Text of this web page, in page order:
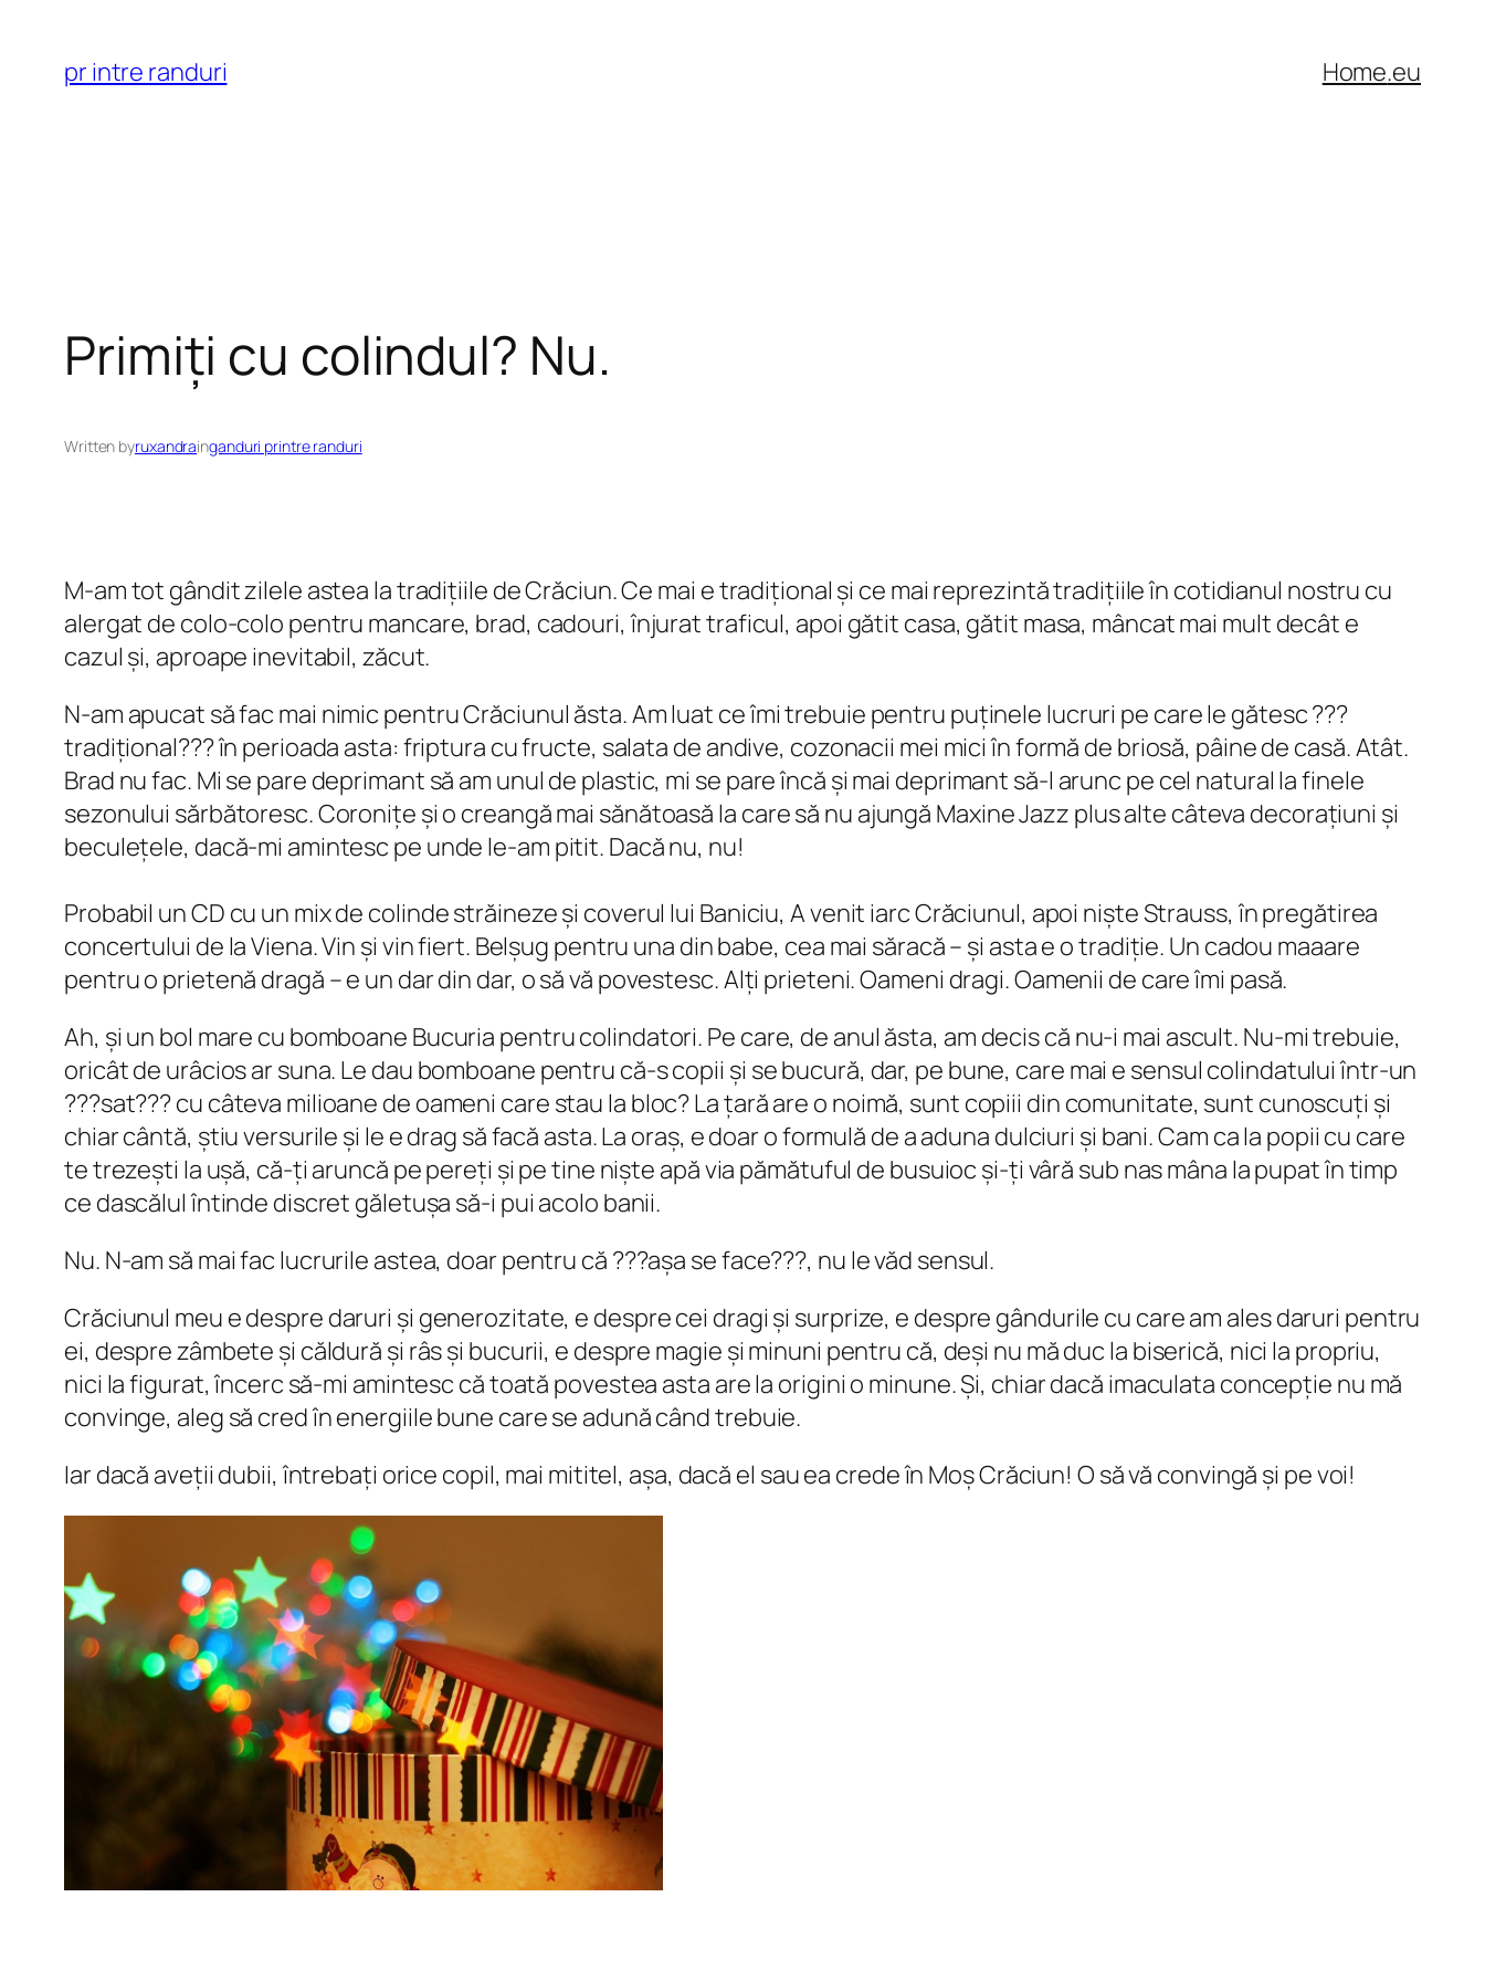
content
pr intre randuri Home.eu
Primiți cu colindul? Nu.
Written byruxandrainganduri printre randuri
M-am tot gândit zilele astea la tradițiile de Crăciun. Ce mai e tradițional și ce mai reprezintă tradițiile în cotidianul nostru cu
alergat de colo-colo pentru mancare, brad, cadouri, înjurat traficul, apoi gătit casa, gătit masa, mâncat mai mult decât e
cazul și, aproape inevitabil, zăcut.
N-am apucat să fac mai nimic pentru Crăciunul ăsta. Am luat ce îmi trebuie pentru puținele lucruri pe care le gătesc ???
tradițional??? în perioada asta: friptura cu fructe, salata de andive, cozonacii mei mici în formă de briosă, pâine de casă. Atât.
Brad nu fac. Mi se pare deprimant să am unul de plastic, mi se pare încă și mai deprimant să-l arunc pe cel natural la finele
sezonului sărbătoresc. Coronițe și o creangă mai sănătoasă la care să nu ajungă Maxine Jazz plus alte câteva decorațiuni și
beculețele, dacă-mi amintesc pe unde le-am pitit. Dacă nu, nu!
Probabil un CD cu un mix de colinde străineze și coverul lui Baniciu, A venit iarc Crăciunul, apoi niște Strauss, în pregătirea
concertului de la Viena. Vin și vin fiert. Belșug pentru una din babe, cea mai săracă – și asta e o tradiție. Un cadou maaare
pentru o prietenă dragă – e un dar din dar, o să vă povestesc. Alți prieteni. Oameni dragi. Oamenii de care îmi pasă.
Ah, și un bol mare cu bomboane Bucuria pentru colindatori. Pe care, de anul ăsta, am decis că nu-i mai ascult. Nu-mi trebuie,
oricât de urâcios ar suna. Le dau bomboane pentru că-s copii și se bucură, dar, pe bune, care mai e sensul colindatului într-un
???sat??? cu câteva milioane de oameni care stau la bloc? La țară are o noimă, sunt copiii din comunitate, sunt cunoscuți și
chiar cântă, știu versurile și le e drag să facă asta. La oraș, e doar o formulă de a aduna dulciuri și bani. Cam ca la popii cu care
te trezești la ușă, că-ți aruncă pe pereți și pe tine niște apă via pămătuful de busuioc și-ți vâră sub nas mâna la pupat în timp
ce dascălul întinde discret găletușa să-i pui acolo banii.
Nu. N-am să mai fac lucrurile astea, doar pentru că ???așa se face???, nu le văd sensul.
Crăciunul meu e despre daruri și generozitate, e despre cei dragi și surprize, e despre gândurile cu care am ales daruri pentru
ei, despre zâmbete și căldură și râs și bucurii, e despre magie și minuni pentru că, deși nu mă duc la biserică, nici la propriu,
nici la figurat, încerc să-mi amintesc că toată povestea asta are la origini o minune. Și, chiar dacă imaculata concepție nu mă
convinge, aleg să cred în energiile bune care se adună când trebuie.
Iar dacă aveții dubii, întrebați orice copil, mai mititel, așa, dacă el sau ea crede în Moș Crăciun! O să vă convingă și pe voi!